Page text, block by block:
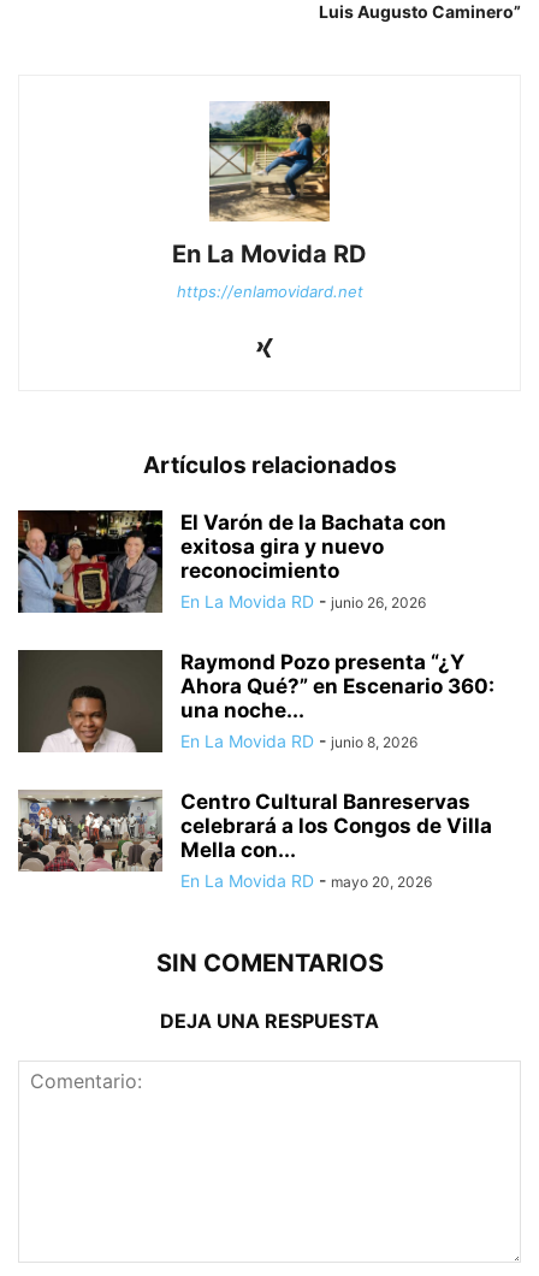
Luis Augusto Caminero”
En La Movida RD
https://enlamovidard.net
Artículos relacionados
El Varón de la Bachata con
exitosa gira y nuevo
reconocimiento
En La Movida RD - junio 26, 2026
Raymond Pozo presenta “¿Y
Ahora Qué?” en Escenario 360:
una noche...
En La Movida RD - junio 8, 2026
Centro Cultural Banreservas
celebrará a los Congos de Villa
Mella con...
En La Movida RD - mayo 20, 2026
SIN COMENTARIOS
DEJA UNA RESPUESTA